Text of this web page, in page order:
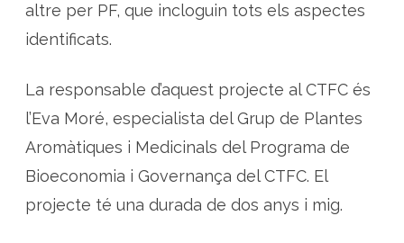
altre per PF, que incloguin tots els aspectes
identificats.
La responsable d’aquest projecte al CTFC és
l’Eva Moré, especialista del Grup de Plantes
Aromàtiques i Medicinals del Programa de
Bioeconomia i Governança del CTFC. El
projecte té una durada de dos anys i mig.